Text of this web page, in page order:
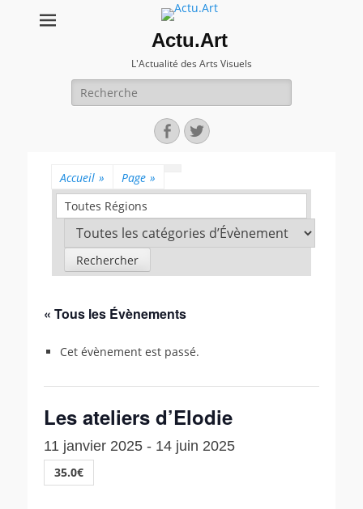
Actu.Art
L'Actualité des Arts Visuels
Recherche
pour:
Facebook
Twitter
Accueil » Page »
Toutes Régions
« Tous les Évènements
Cet évènement est passé.
Les ateliers d’Elodie
11 janvier 2025 - 14 juin 2025
35.0€